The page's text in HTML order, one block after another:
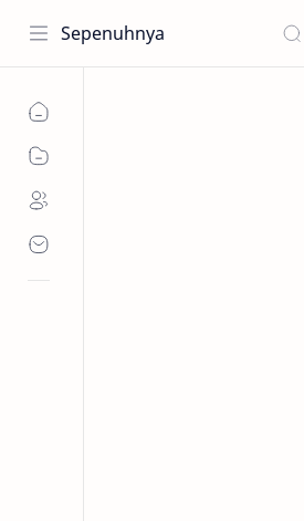
Sepenuhnya